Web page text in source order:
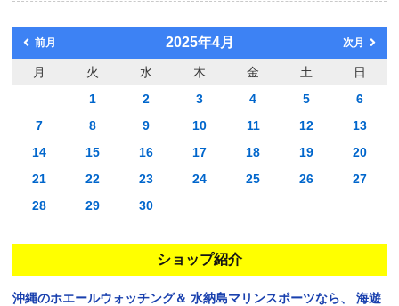
前月 2025年4月 次月
月 火 水 木 金 土
日
1
2 3 4 5
6
7
8 9 10 11 12
13
14
15 16 17 18 19
20
21
22 23 24 25 26
27
28
29 30
ショップ紹介
沖縄のホエールウォッチング＆ 水納島マリンスポーツなら、
海遊